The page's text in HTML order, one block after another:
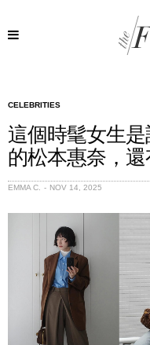
CELEBRITIES
這個時髦女生
的松本惠奈，
EMMA C. NOV 14, 2025